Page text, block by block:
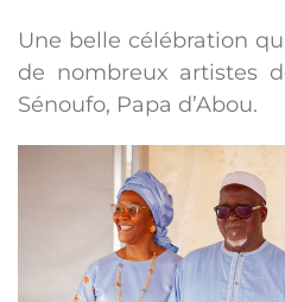
Une belle célébration
de nombreux artistes
Sénoufo, Papa d’Abou.